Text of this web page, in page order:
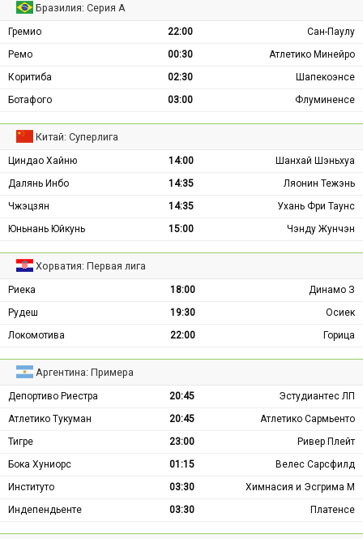
Бразилия: Серия А
Гремио 22:00
Сан-Паулу
Ремо
00:30
Атлетико Минейро
Коритиба
02:30
Шапекоэнсе
Ботафого
03:00 Флуминенсе
Китай: Суперлига
Циндао Хайню 14:00
Шанхай Шэньхуа
Далянь Инбо
14:35
Ляонин Тежэнь
Чжэцзян
14:35
Ухань Фри Таунс
Юньнань Юйкунь
15:00 Чэнду Жунчэн
Хорватия: Первая лига
Риека 18:00
Динамо З
Рудеш
19:30
Осиек
Локомотива
22:00 Горица
Аргентина: Примера
Депортиво Риестра 20:45
Эстудиантес ЛП
Атлетико Тукуман
20:45
Атлетико Сармьенто
Тигре
23:00
Ривер Плейт
Бока Хуниорс
01:15
Велес Сарсфилд
Институто
03:30
Химнасия и Эсгрима М
Индепендьенте
03:30 Платенсе